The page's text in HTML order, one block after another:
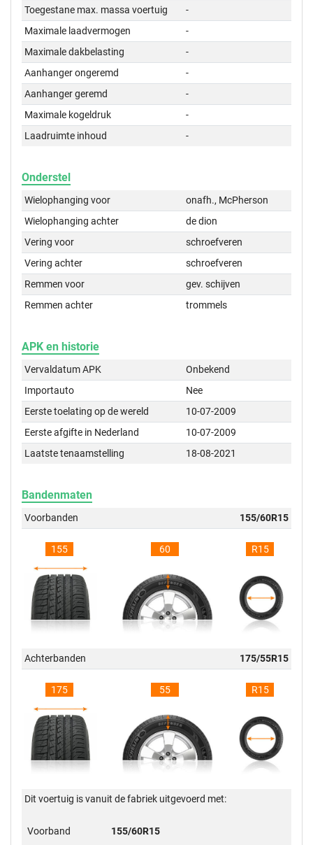
Toegestane max. massa voertuig
-
Maximale laadvermogen
-
Maximale dakbelasting
-
Aanhanger ongeremd
-
Aanhanger geremd
-
Maximale kogeldruk
-
Laadruimte inhoud
-
Onderstel
Wielophanging voor
onafh., McPherson
Wielophanging achter
de dion
Vering voor
schroefveren
Vering achter
schroefveren
Remmen voor
gev. schijven
Remmen achter
trommels
APK en historie
Vervaldatum APK
Onbekend
Importauto
Nee
Eerste toelating op de wereld
10-07-2009
Eerste afgifte in Nederland
10-07-2009
Laatste tenaamstelling
18-08-2021
Bandenmaten
Voorbanden 155/60R15
155 60 R15
Achterbanden 175/55R15
175 55 R15
Dit voertuig is vanuit de fabriek uitgevoerd met:
Voorband
155/60R15